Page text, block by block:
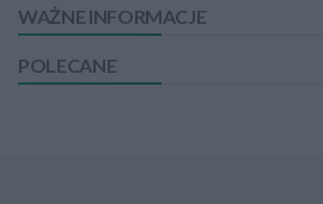
WAŻNE INFORMACJE
POLECANE